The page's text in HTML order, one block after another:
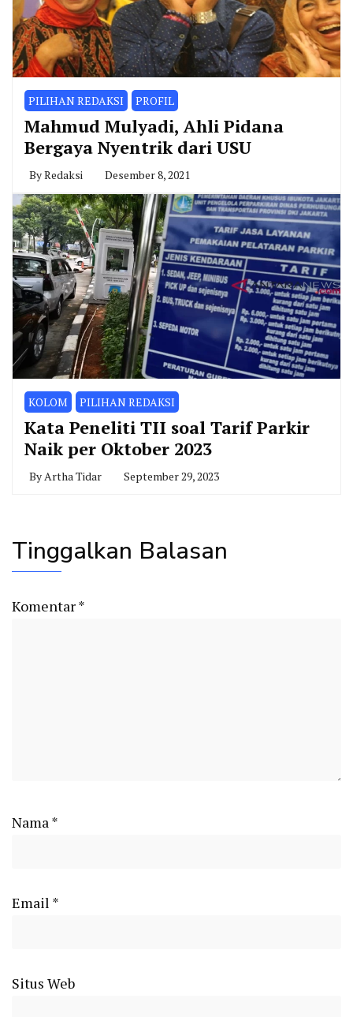
PILIHAN REDAKSI PROFIL
Mahmud Mulyadi, Ahli Pidana
Bergaya Nyentrik dari USU
ByRedaksi Desember 8, 2021
KOLOM PILIHAN REDAKSI
Kata Peneliti TII soal Tarif Parkir
Naik per Oktober 2023
ByArtha Tidar September 29, 2023
Tinggalkan Balasan
Komentar*
Nama*
Email *
Situs Web